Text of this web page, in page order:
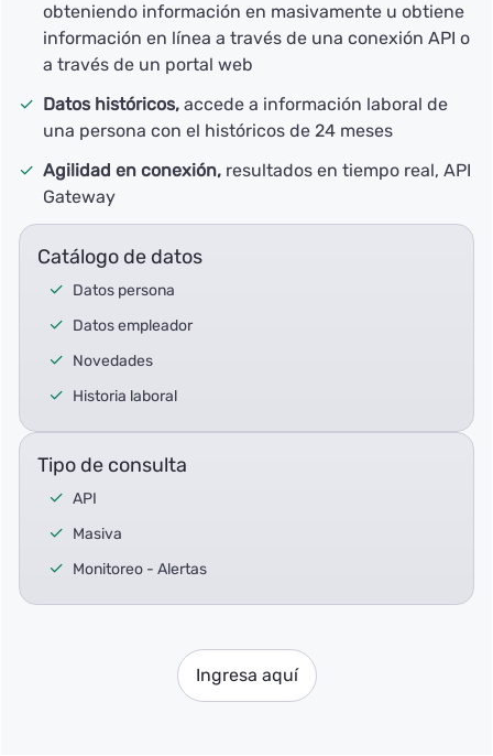
obteniendo información en masivamente u obtiene
información en línea a través de una conexión API o
a través de un portal web
Datos históricos, accede a información laboral de
una persona con el históricos de 24 meses
Agilidad en conexión, resultados en tiempo real, API
Gateway
Catálogo de datos
Datos persona
Datos empleador
Novedades
Historia laboral
Tipo de consulta
API
Masiva
Monitoreo - Alertas
Ingresa aquí